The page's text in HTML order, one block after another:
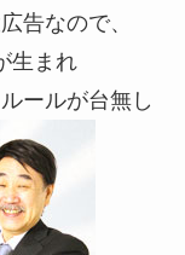
告なので、
生まれ
ールが台無し